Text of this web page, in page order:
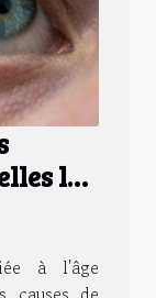
la
à l'âge